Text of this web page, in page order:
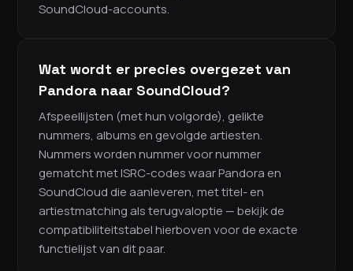
SoundCloud-accounts.
Wat wordt er precies overgezet van
Pandora naar SoundCloud?
Afspeellijsten (met hun volgorde), gelikte
nummers, albums en gevolgde artiesten.
Nummers worden nummer voor nummer
gematcht met ISRC-codes waar Pandora en
SoundCloud die aanleveren, met titel- en
artiestmatching als terugvaloptie — bekijk de
compatibiliteitstabel hierboven voor de exacte
functielijst van dit paar.